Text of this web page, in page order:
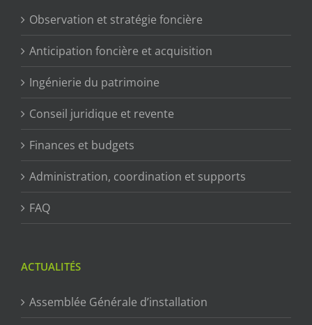
Observation et stratégie foncière
Anticipation foncière et acquisition
Ingénierie du patrimoine
Conseil juridique et revente
Finances et budgets
Administration, coordination et supports
FAQ
ACTUALITÉS
Assemblée Générale d’installation